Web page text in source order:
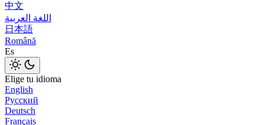
中文
اللغة العربية
日本語
Română
Es
Elige tu idioma
English
Русский
Deutsch
Français